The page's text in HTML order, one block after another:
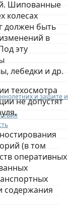
и защите
Шипованные
колесах
должен быть
в
эту
лебедки и др.
техосмотра
не допустят
(в том
оперативных
содержания